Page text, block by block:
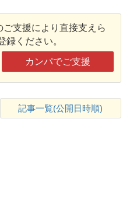
ご支援により直接支えら
録ください。
カンパでご支援
記事一覧(公開日時順)